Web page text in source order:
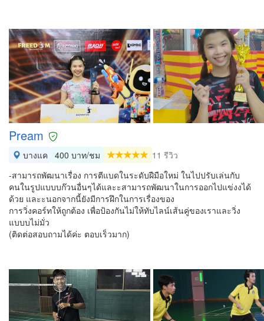
Pream
บางแค 400 บาท/ชม
11 รีวิว
-สามารถพัฒนาเรื่อง การตีแบดในระดับฝืมือใหม่ ในไปปรับเล่นกับ
คนในรูปแบบบก๊วนอื่นๆได้และะสามารถพัฒนาในการออกไปแข่งงได้
ด้วย และะนอกจากนี้ยังมีการฝึกในการเรื่องของ
การวิ่งคอร์ทให้ถูกต้อง เพื่อป้องกันไม่ให้ทับไลน์เส้นคู่ของเราและวิ่ง
แบบบไม่มั่ว
(ติดต่อสอบถามได้ค่ะ ตอบเร็วมาก)